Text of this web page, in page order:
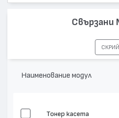
Свързани
СКРИЙ
Наименование модул
Тонер касета